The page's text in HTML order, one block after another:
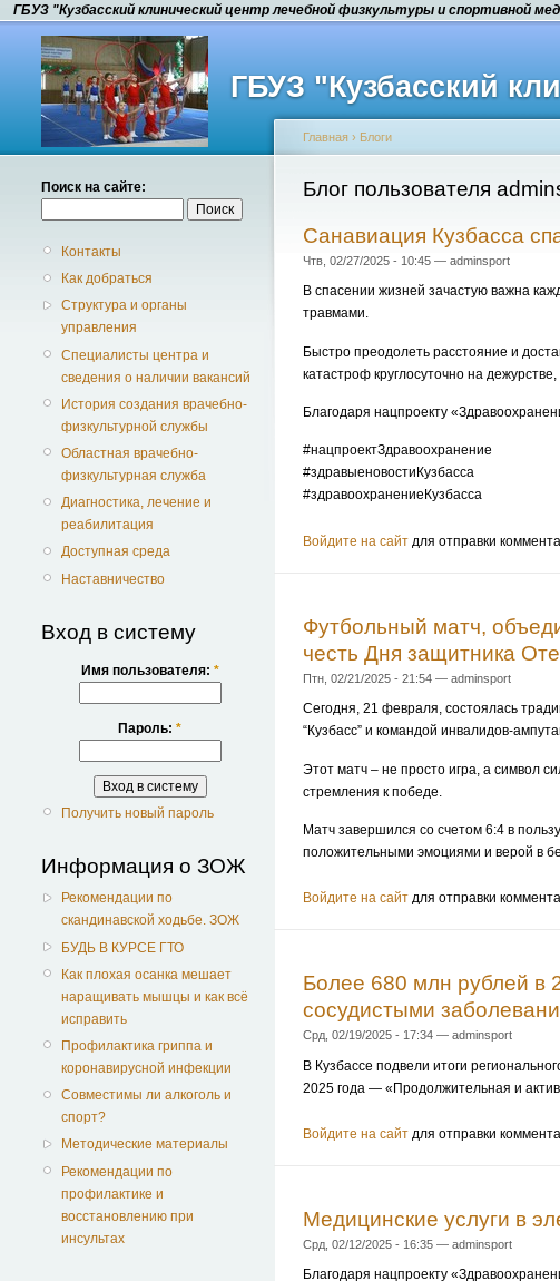
ГБУЗ "Кузбасский клинический центр лечебной физкультуры и спортивной
ГБУЗ "Кузбасский
Поиск на сайте:
Контакты
Как добраться
Структура и органы
управления
Специалисты центра и
сведения о наличии вакансий
История создания врачебно-
физкультурной службы
Областная врачебно-
физкультурная служба
Диагностика, лечение и
реабилитация
Доступная среда
Наставничество
Вход в систему
Имя пользователя: *
Пароль: *
Получить новый пароль
Информация о ЗОЖ
Рекомендации по
скандинавской ходьбе. ЗОЖ
БУДЬ В КУРСЕ ГТО
Как плохая осанка мешает
наращивать мышцы и как всё
исправить
Профилактика гриппа и
коронавирусной инфекции
Совместимы ли алкоголь и
спорт?
Методические материалы
Рекомендации по
профилактике и
восстановлению при
инсультах
Главная › Блоги
Блог пользователя
Санавиация Кузбасса
Чтв, 02/27/2025 - 10:45 — adminsport
В спасении жизней зачастую важна
травмами.
Быстро преодолеть расстояние и
катастроф круглосуточно на
Благодаря нацпроекту
#нацпроектЗдравоохранение
#здравыеновостиКузбасса
#здравоохранениеКузбасса
Войдите на сайт для отправки
Футбольный матч,
честь Дня защитника
Птн, 02/21/2025 - 21:54 — adminsport
Сегодня, 21 февраля, состоялась
“Кузбасс” и командой инвалидов-
Этот матч – не просто игра, а символ
стремления к победе.
Матч завершился со счетом 6:4 в
положительными эмоциями и верой в
Войдите на сайт для отправки
Более 680 млн рублей в
сосудистыми
Срд, 02/19/2025 - 17:34 — adminsport
В Кузбассе подвели итоги
2025 года — «Продолжительная и
Войдите на сайт для отправки
Медицинские услуги в
Срд, 02/12/2025 - 16:35 — adminsport
Благодаря нацпроекту